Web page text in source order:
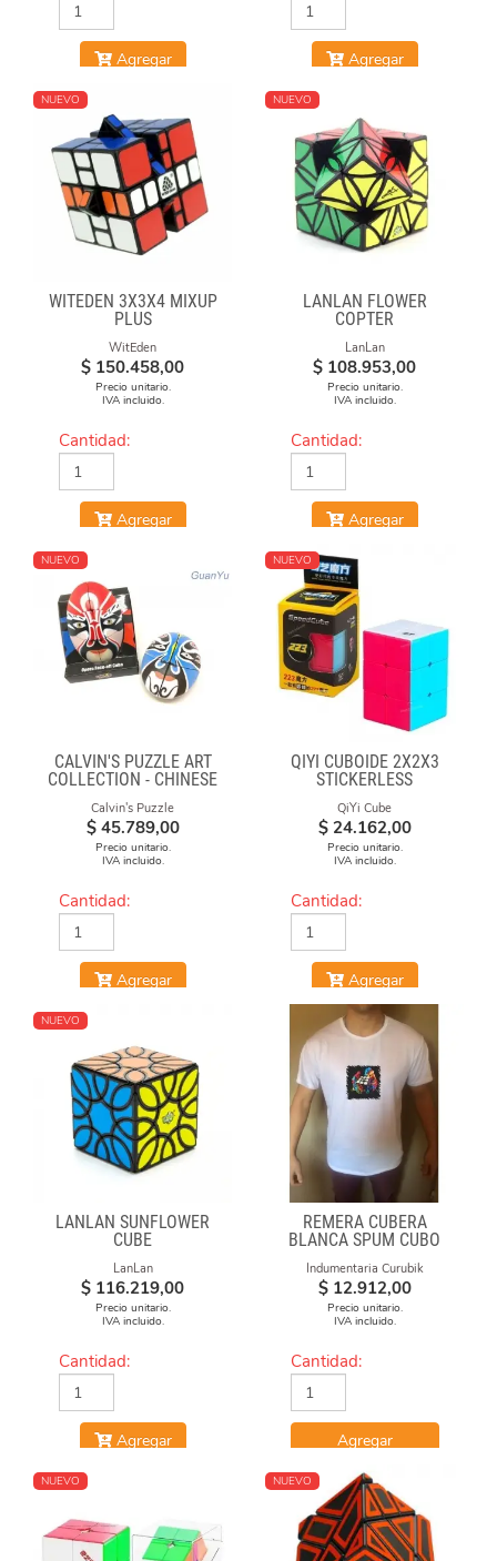
Agregar Agregar
NUEVO
WITEDEN 3X3X4 MIXUP
PLUS
WitEden
$ 150.458,00
Precio unitario.
IVA incluido.
Cantidad:
Agregar
NUEVO
LANLAN FLOWER
COPTER
LanLan
$ 108.953,00
Precio unitario.
IVA incluido.
Cantidad:
Agregar
NUEVO
CALVIN'S PUZZLE ART
COLLECTION - CHINESE
OPERA FACE-OFF CUBE
(RED & BLUE MASKS)
Calvin's Puzzle
$ 45.789,00
Precio unitario.
IVA incluido.
Cantidad:
Agregar
NUEVO
QIYI CUBOIDE 2X2X3
STICKERLESS
QiYi Cube
$ 24.162,00
Precio unitario.
IVA incluido.
Cantidad:
Agregar
NUEVO
LANLAN SUNFLOWER
CUBE
LanLan
$ 116.219,00
Precio unitario.
IVA incluido.
Cantidad:
Agregar
REMERA CUBERA
BLANCA SPUM CUBO
Indumentaria Curubik
$ 12.912,00
Precio unitario.
IVA incluido.
Cantidad:
Agregar
NUEVO NUEVO